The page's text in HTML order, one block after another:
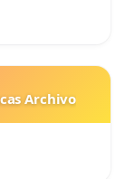
Archivo